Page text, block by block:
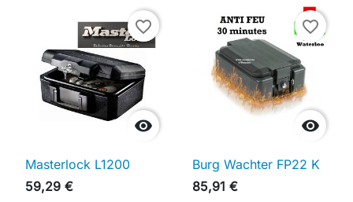

favorite_border
Masterlock L1200
59,29 €

favorite_border
Burg Wachter FP22 K
85,91 €